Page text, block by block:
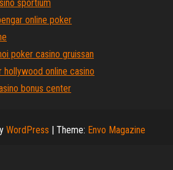
sportium
online poker
poker casino gruissan
hollywood online casino
bonus center
WordPress | Theme: Envo Magazine